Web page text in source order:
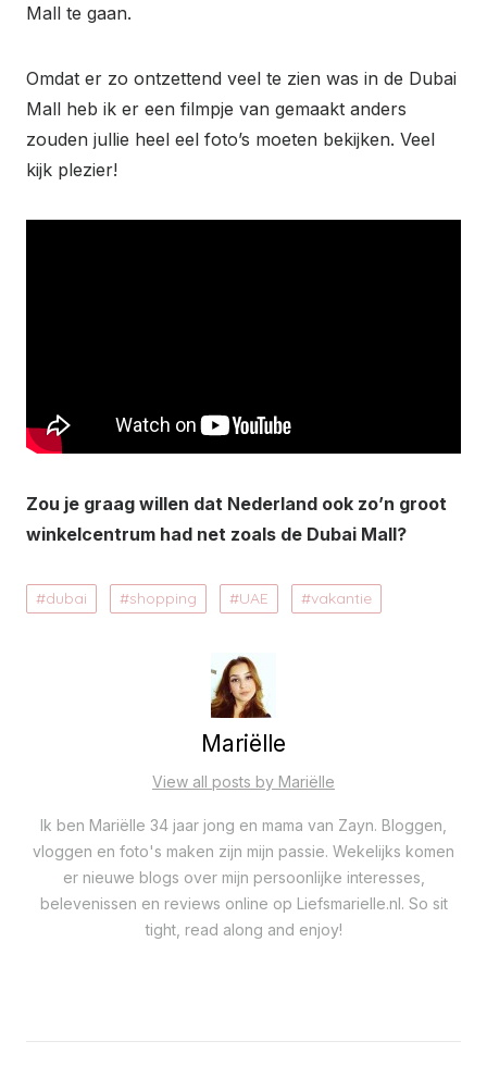
Mall te gaan.
Omdat er zo ontzettend veel te zien was in de Dubai
Mall heb ik er een filmpje van gemaakt anders
zouden jullie heel eel foto’s moeten bekijken. Veel
kijk plezier!
Zou je graag willen dat Nederland ook zo’n groot
winkelcentrum had net zoals de Dubai Mall?
dubai shopping UAE vakantie
Mariëlle
View all posts by Mariëlle
Ik ben Mariëlle 34 jaar jong en mama van Zayn. Bloggen,
vloggen en foto's maken zijn mijn passie. Wekelijks komen
er nieuwe blogs over mijn persoonlijke interesses,
belevenissen en reviews online op Liefsmarielle.nl. So sit
tight, read along and enjoy!